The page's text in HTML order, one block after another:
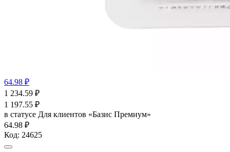
64.98 ₽
1 234.59 ₽
1 197.55 ₽
в статусе Для клиентов «Базис Премиум»
64.98 ₽
Код: 24625